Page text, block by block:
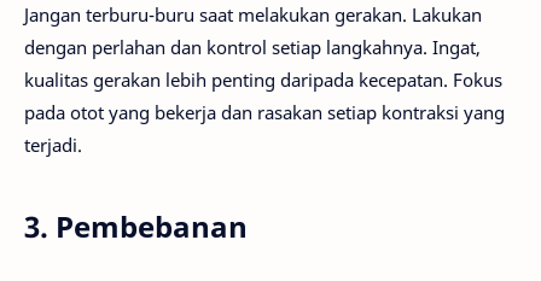
Jangan terburu-buru saat melakukan gerakan. Lakukan
dengan perlahan dan kontrol setiap langkahnya. Ingat,
kualitas gerakan lebih penting daripada kecepatan. Fokus
pada otot yang bekerja dan rasakan setiap kontraksi yang
terjadi.
3. Pembebanan